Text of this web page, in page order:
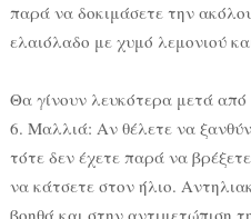
παρά να δοκιμάσετε την
ελαιόλαδο με χυμό λεμονιού
Θα γίνουν λευκότερα μετά από
6. Μαλλιά: Αν θέλετε να
τότε δεν έχετε παρά να
να κάτσετε στον ήλιο.
βοηθά και στην αντιμετώπιση